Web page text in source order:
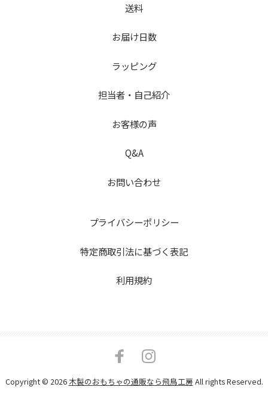
送料
お届け日数
ラッピング
担当者・自己紹介
お客様の声
Q&A
お問い合わせ
プライバシーポリシー
特定商取引法に基づく表記
利用規約
Copyright © 2026木製のおもちゃの通販なら飛鳥工房 All rights Reserved.